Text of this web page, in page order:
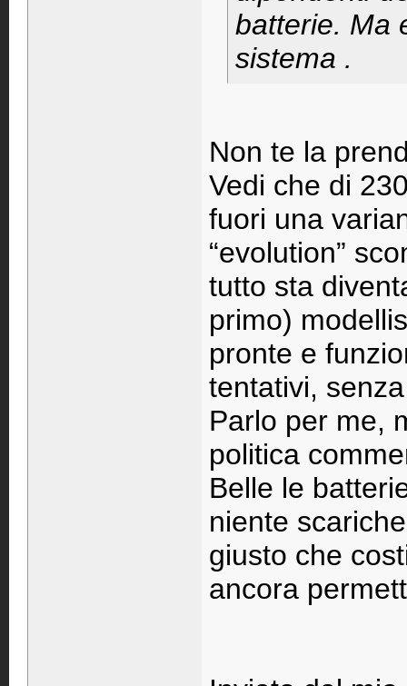
batterie. Ma
sistema .
Non te la
Vedi che di
fuori una
“evolution”
tutto sta
primo)
pronte e
tentativi,
Parlo per me,
politica
Belle le
niente
giusto che
ancora